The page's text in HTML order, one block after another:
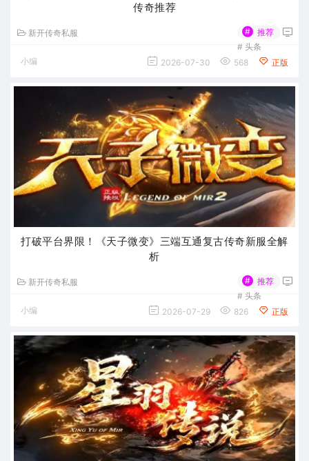
传奇推荐
新开传奇私服 #
推荐
# 头条
小编
2026-07-30 568 正版
打破平台界限！《天子微变》三端互通复古传奇新服全解
析
新开传奇私服 #
推荐
# 头条
小编
2026-07-29 826 正版